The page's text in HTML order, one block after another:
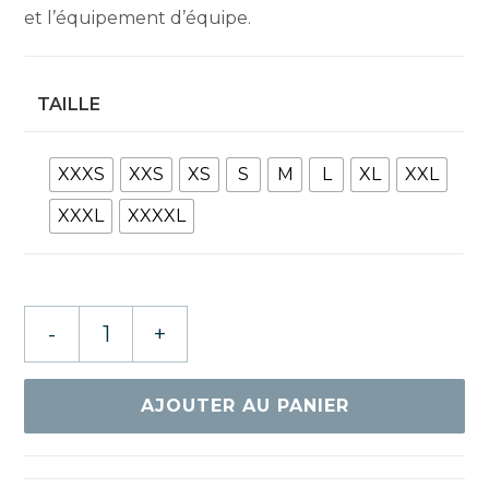
et l’équipement d’équipe.
TAILLE
XXXS XXS XS S M L XL
XXL
XXXL
XXXXL
SURVÊTEMENT
- +
AJOUTER AU PANIER